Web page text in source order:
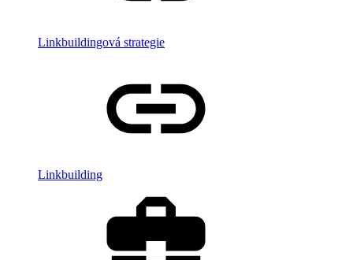
Linkbuildingová strategie
Linkbuilding